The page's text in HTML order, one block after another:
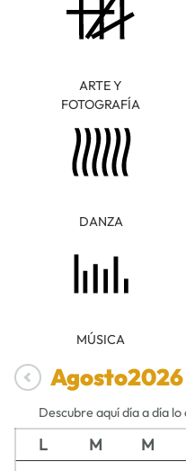
ARTE Y
FOTOGRAFÍA
DANZA
MÚSICA
Agosto2026
Descubre aquí día a día
L M M